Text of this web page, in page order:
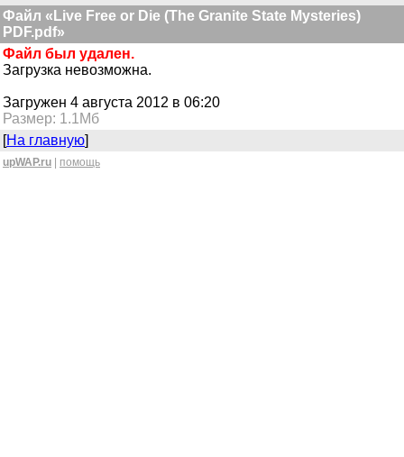
Файл «Live Free or Die (The Granite State Mysteries)
PDF.pdf»
Файл был удален.
Загрузка невозможна.
Загружен 4 августа 2012 в 06:20
Размер: 1.1Мб
[На главную]
upWAP.ru помощь